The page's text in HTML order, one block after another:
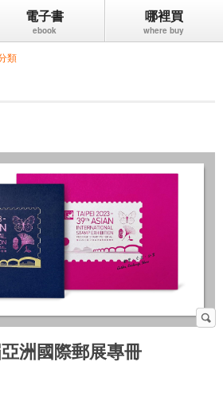
電子書 哪裡買
類
洲國際郵展專冊